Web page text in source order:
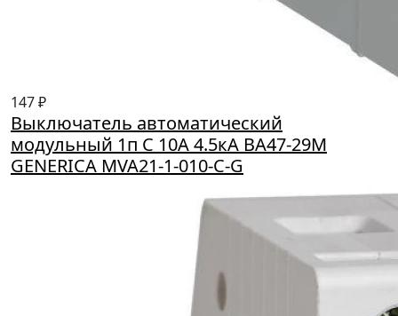
147 ₽
Выключатель автоматический
модульный 1п C 10А 4.5кА ВА47-29М
GENERICA MVA21-1-010-C-G